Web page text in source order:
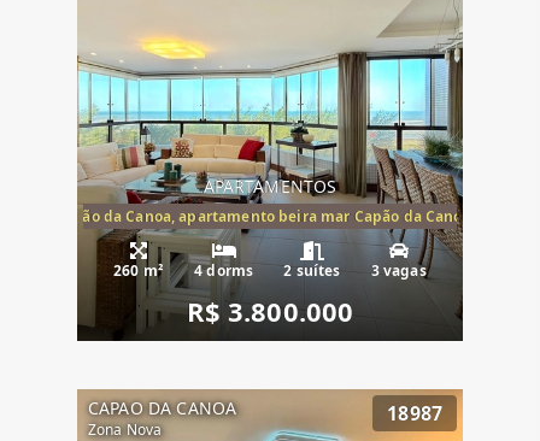
APARTAMENTOS
mar Capão da Canoa, apartamento beira mar Capão da Canoa,
260 m² 4 dorms 2 suítes 3 vagas
R$ 3.800.000
CAPAO DA CANOA
Zona Nova
18987